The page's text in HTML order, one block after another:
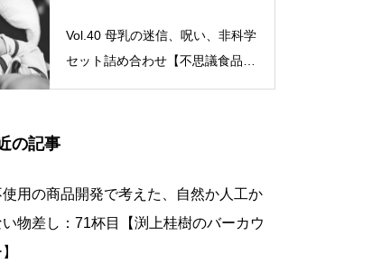
Vol.40 母乳の迷信、呪い、非科学
セット詰め合わせ【不思議食品・
観察記】
の記事
用の商品開発で考えた、自然か人工か
い物差し：71杯目【渕上桂樹のバーカウ